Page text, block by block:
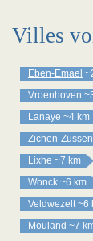
Villes
Eben-Emael
Vroenhoven
Lanaye ~4 km
Zichen-
Lixhe ~7 km
Wonck ~6 km
Veldwezelt ~6
Mouland ~7